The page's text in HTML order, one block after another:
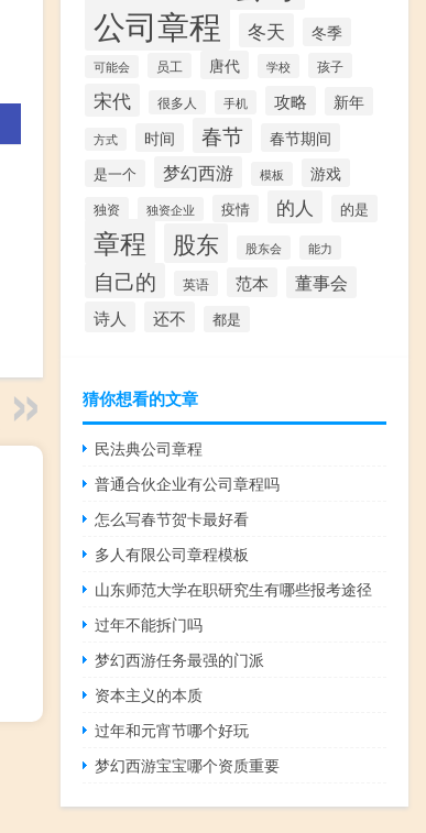
公司章程 冬天 冬季
可能会 员工 唐代 学校 孩子
宋代 很多人 手机 攻略 新年
方式 时间 春节 春节期间
是一个 梦幻西游 模板 游戏
独资 独资企业 疫情 的人 的是
章程 股东 股东会 能力
自己的 英语 范本 董事会
诗人 还不 都是
猜你想看的文章
民法典公司章程
普通合伙企业有公司章程吗
怎么写春节贺卡最好看
多人有限公司章程模板
山东师范大学在职研究生有哪些报考途径
过年不能拆门吗
梦幻西游任务最强的门派
资本主义的本质
过年和元宵节哪个好玩
梦幻西游宝宝哪个资质重要